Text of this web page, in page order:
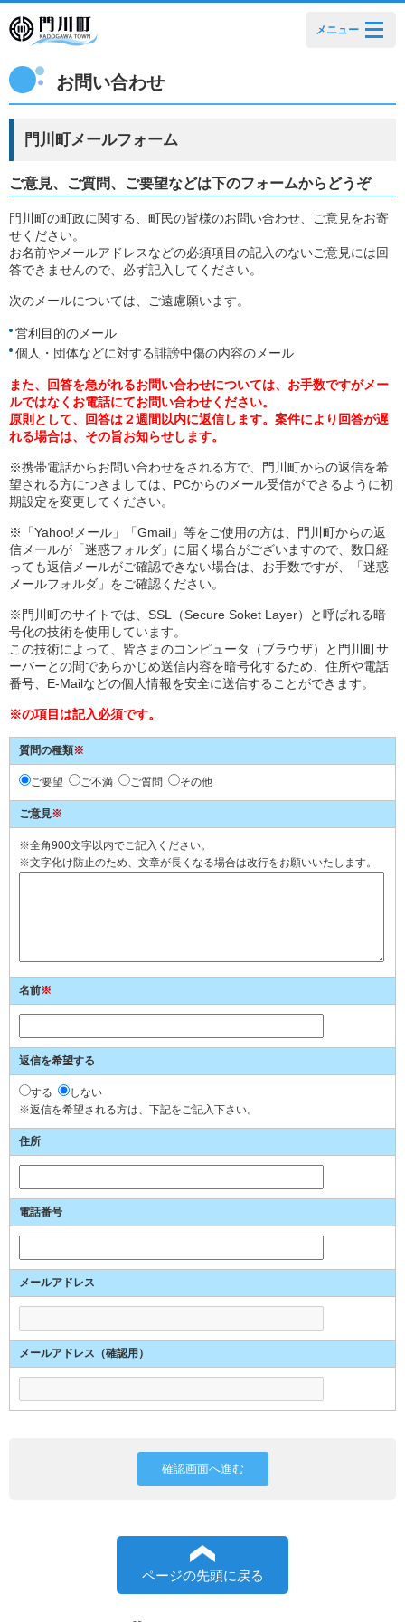
メニュー
お問い合わせ
門川町メールフォーム
ご意見、ご質問、ご要望などは下のフォームからどうぞ
門川町の町政に関する、町民の皆様のお問い合わせ、ご意見をお寄
せください。
お名前やメールアドレスなどの必須項目の記入のないご意見には回
答できませんので、必ず記入してください。
次のメールについては、ご遠慮願います。
営利目的のメール
個人・団体などに対する誹謗中傷の内容のメール
また、回答を急がれるお問い合わせについては、お手数ですがメー
ルではなくお電話にてお問い合わせください。
原則として、回答は２週間以内に返信します。案件により回答が遅
れる場合は、その旨お知らせします。
※携帯電話からお問い合わせをされる方で、門川町からの返信を希
望される方につきましては、PCからのメール受信ができるように初
期設定を変更してください。
※「Yahoo!メール」「Gmail」等をご使用の方は、門川町からの返
信メールが「迷惑フォルダ」に届く場合がございますので、数日経
っても返信メールがご確認できない場合は、お手数ですが、「迷惑
メールフォルダ」をご確認ください。
※門川町のサイトでは、SSL（Secure Soket Layer）と呼ばれる暗
号化の技術を使用しています。
この技術によって、皆さまのコンピュータ（ブラウザ）と門川町サ
ーバーとの間であらかじめ送信内容を暗号化するため、住所や電話
番号、E-Mailなどの個人情報を安全に送信することができます。
※の項目は記入必須です。
質問の種類※
ご要望 ご不満 ご質問 その他
ご意見※
※全角900文字以内でご記入ください。
※文字化け防止のため、文章が長くなる場合は改行をお願いいたします。
名前※
返信を希望する
する
しない
※返信を希望される方は、下記をご記入下さい。
住所
電話番号
メールアドレス
メールアドレス（確認用）
ページの先頭に戻る